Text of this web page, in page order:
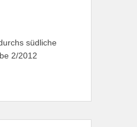
südliche
2/2012